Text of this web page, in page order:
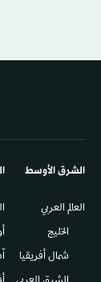
الشرق الأوسط​
العالم العربي
الخليج
شمال أفريقيا